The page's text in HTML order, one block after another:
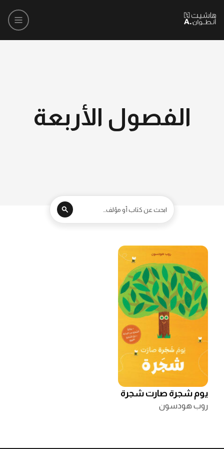
الفصول الأربعة
يوم شجرة صارت شجرة
روب هودسون